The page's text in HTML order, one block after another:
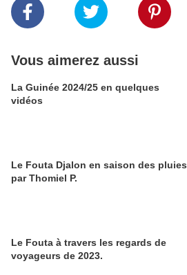
Vous aimerez aussi
La Guinée 2024/25 en quelques
vidéos
Le Fouta Djalon en saison des pluies
par Thomiel P.
Le Fouta à travers les regards de
voyageurs de 2023.